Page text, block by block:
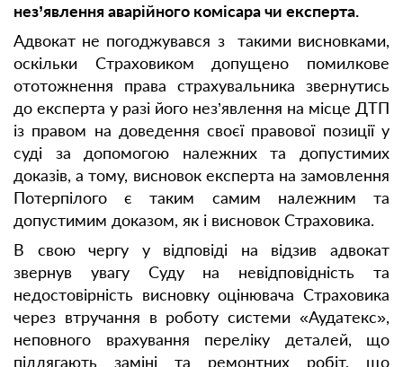
нез’явлення аварійного комісара чи експерта.
Адвокат не погоджувався з такими висновками,
оскільки Страховиком допущено помилкове
ототожнення права страхувальника звернутись
до експерта у разі його нез’явлення на місце ДТП
із правом на доведення своєї правової позиції у
суді за допомогою належних та допустимих
доказів, а тому, висновок експерта на замовлення
Потерпілого є таким самим належним та
допустимим доказом, як і висновок Страховика.
В свою чергу у відповіді на відзив адвокат
звернув увагу Суду на невідповідність та
недостовірність висновку оцінювача Страховика
через втручання в роботу системи «Аудатекс»,
неповного врахування переліку деталей, що
підлягають заміні та ремонтних робіт, що